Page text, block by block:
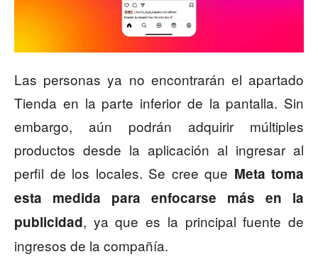
Las personas ya no encontrarán el apartado
Tienda en la parte inferior de la pantalla. Sin
embargo, aún podrán adquirir múltiples
productos desde la aplicación al ingresar al
perfil de los locales. Se cree que Meta toma
esta medida para enfocarse más en la
publicidad, ya que es la principal fuente de
ingresos de la compañía.